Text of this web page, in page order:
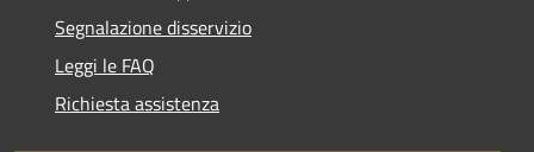
Segnalazione disservizio
Leggi le FAQ
Richiesta assistenza